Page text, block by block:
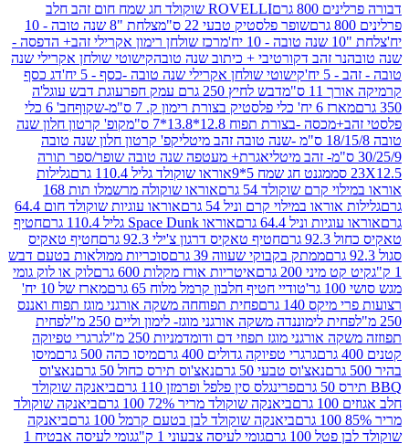
גרם
ROVELLI שוקולד חג שמח חום זהב חלב
שופר פלסטיק טבעי 22 ס"מ
צלחת "8 שנה טובה - 10
מרכז שולחן רימון אקרילי זהב+ הדפסה -
זהב דקורטיבי + כיתוב שנה טובהקישוטי שולחן אקרילי שנה
קישוטי שולחן אקרילי שנה טובה -כסף - 5 יח'
דג כסף
ס"מ
דבש לחיץ 250 גרם עמק חפר
עוגת דבש עוגל'ה
בצורת רימון ק. 7 ס"מ-שקוף
חב' 6 כלי
-בצורת תפוח 12.8*13.8*7 ס"מ
קופ' קרטון חלון שנה
קפ' קרטון חלון שנה טובה
אגרת+ מעטפה שנה טובה שופר/ספר תורה
מגנט חג שמח 5*9
אוראו שוקולד גליל 110.4 גרם
גלילות
קרם שוקולד 54 גרם
אוראו שוקולה מרשמלו תות 168
במילוי קרם וניל 54 גרם
אוראו עוגיות שוקולד חום 64.4
וניל 64.4 גרם
אוראו Space Dunk גליל 110.4 גרם
חטיף
חטיף טאקיס דרגון צ'ילי 92.3 גרם
חטיף טאקיס
ממתק בקבוקי שעווה 39 גרם
סוכריות ממולאות בטעם דבש
200 גרם
איטריות אורז מקלות 600 גרם
לוק או לוק גומי
טודיי חטיף חלבון קרמל מלוח 65 גרם
מארז של 10 יח'
140 גרם
פחית תפוחחה משקה אורגני מוגז תפוח ואננס
לימוננדה משקה אורגני מוגז- לימון וליים 250 מ"ל
פחית
מוגז תפוזי דם ודומדמניות 250 מ"ל
גרגרי טפיוקה
גרגרי טפיוקה גדולים 400 גרם
מיסו כהה 500 גרם
מיסו
נאצ'וס טבעי 50 גרם
נאצ'וס תירס כחול 50 גרם
נאצ'וס
פרינגלס סין פלפל ופרמזן 110 גרם
ביאנקה שוקולד
ביאנקה שוקולד מריר 72% 100 גרם
ביאנקה שוקולד
ביאנקה שוקולד לבן בטעם קרמל 100 גרם
ביאנקה
גרם
גומי לעיסה צבעוני 1 ק"ג גומי לעיסה אבטיח 1